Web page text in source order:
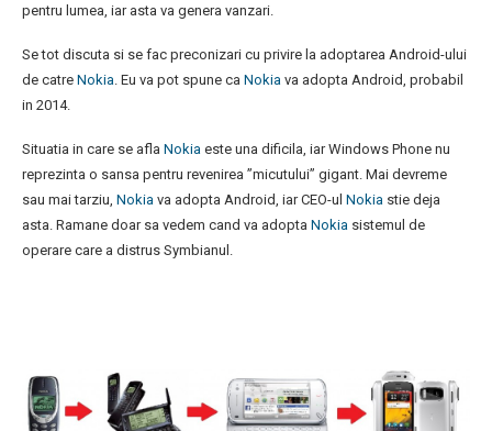
pentru lumea, iar asta va genera vanzari.
Se tot discuta si se fac preconizari cu privire la adoptarea Android-ului
de catre Nokia . Eu va pot spune ca Nokia va adopta Android, probabil
in 2014.
Situatia in care se afla Nokia este una dificila, iar Windows Phone nu
reprezinta o sansa pentru revenirea ”micutului” gigant. Mai devreme
sau mai tarziu, Nokia va adopta Android, iar CEO-ul Nokia stie deja
asta. Ramane doar sa vedem cand va adopta Nokia sistemul de
operare care a distrus Symbianul.